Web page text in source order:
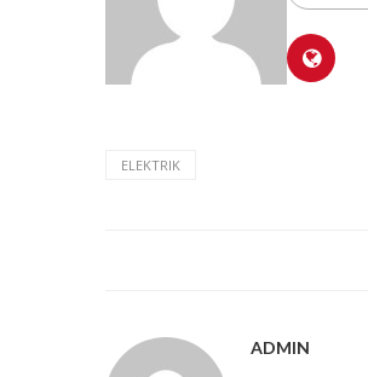
ELEKTRIK
ADMIN